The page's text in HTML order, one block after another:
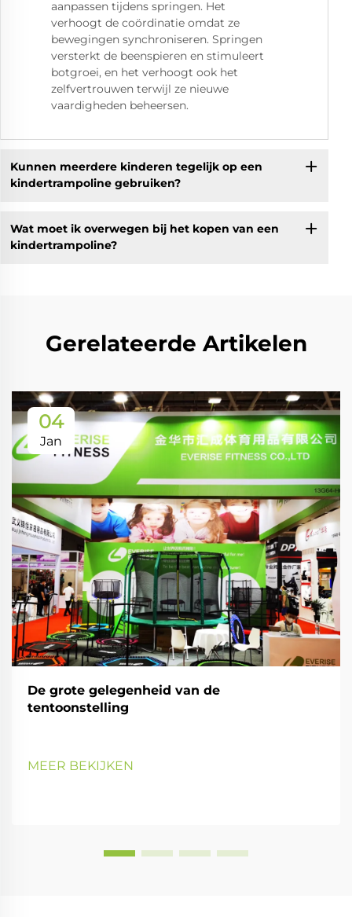
aanpassen tijdens springen. Het
verhoogt de coördinatie omdat ze
bewegingen synchroniseren. Springen
versterkt de beenspieren en stimuleert
botgroei, en het verhoogt ook het
zelfvertrouwen terwijl ze nieuwe
vaardigheden beheersen.
Kunnen meerdere kinderen tegelijk op een
kindertrampoline gebruiken?
Wat moet ik overwegen bij het kopen van een
kindertrampoline?
Gerelateerde Artikelen
04
Jan
De grote gelegenheid van de
tentoonstelling
MEER BEKIJKEN